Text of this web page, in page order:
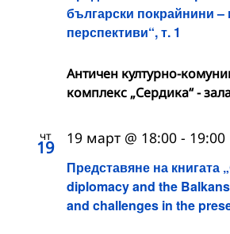
български покрайнини –
перспективи“, т. 1
Античен културно-
комплекс „Сердика“ -
чт
19
Представяне на книгата
diplomacy and the
and challenges in the
19 март @ 18:00 - 19:00